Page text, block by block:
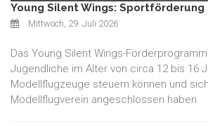
Young Silent Wings: Sportförderung
Mittwoch, 29. Juli 2026
Das Young Silent Wings-
Jugendliche im Alter von circa 12 bis 16
Modellflugzeuge steuern können und
Modellflugverein angeschlossen haben